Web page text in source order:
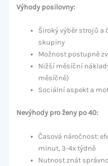
Výhody posilovny:
Široký výběr strojů a
skupiny
Možnost postupně
Nižší měsíční
měsíčně)
Sociální aspekt a
Nevýhody pro ženy po 40:
Časová náročnost:
minut, 3-4x týdně
Nutnost znát